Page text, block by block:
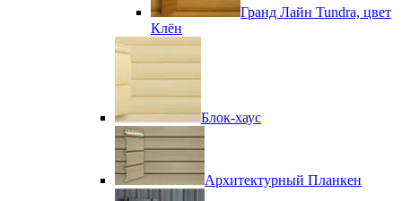
Гранд Лайн Tundra, цвет
Клён
Блок-хаус
Архитектурный Планкен